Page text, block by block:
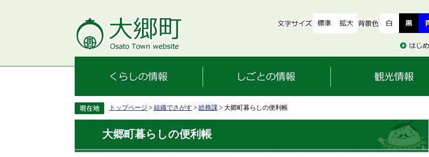
トップページ > 組織でさがす > 総務課 > 大郷町暮らしの便利帳
大郷町暮らしの便利帳